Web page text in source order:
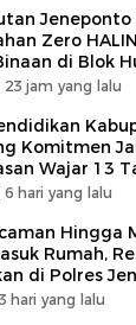
Jeneponto
Zero
di Blok
23 jam yang lalu
Komitmen
Wajar 13
6 hari yang lalu
Hingga
Rumah,
di Polres
hari yang lalu